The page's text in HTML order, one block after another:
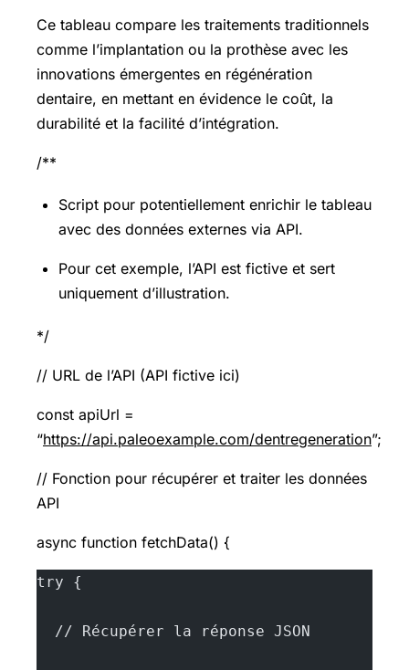
Ce tableau compare les traitements traditionnels
comme l’implantation ou la prothèse avec les
innovations émergentes en régénération
dentaire, en mettant en évidence le coût, la
durabilité et la facilité d’intégration.
/**
Script pour potentiellement enrichir le tableau
avec des données externes via API.
Pour cet exemple, l’API est fictive et sert
uniquement d’illustration.
*/
// URL de l’API (API fictive ici)
const apiUrl =
“https://api.paleoexample.com/dentregeneration”;
// Fonction pour récupérer et traiter les données
API
async function fetchData() {
try {
  // Récupérer la réponse JSON